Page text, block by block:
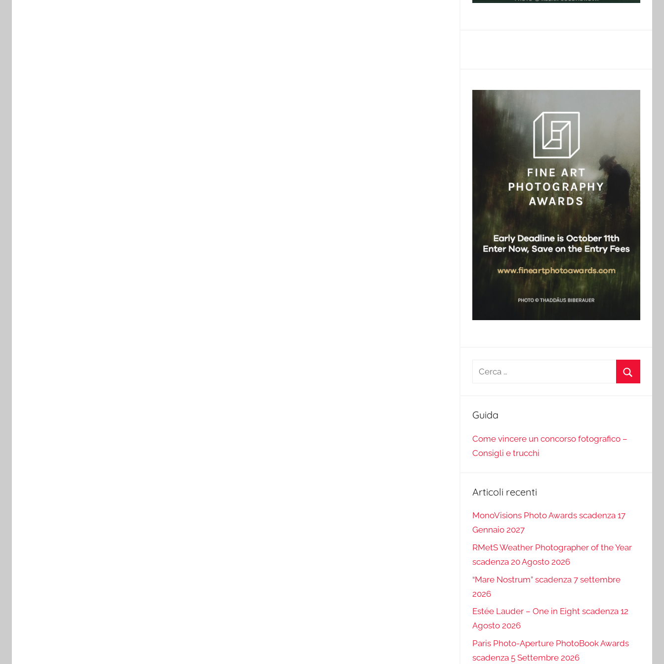
Ricerca
Guida
Come vincere un concorso fotografico –
Consigli e trucchi
Articoli recenti
MonoVisions Photo Awards scadenza 17
Gennaio 2027
RMetS Weather Photographer of the Year
scadenza 20 Agosto 2026
“Mare Nostrum” scadenza 7 settembre
2026
Estée Lauder – One in Eight scadenza 12
Agosto 2026
Paris Photo-Aperture PhotoBook Awards
scadenza 5 Settembre 2026